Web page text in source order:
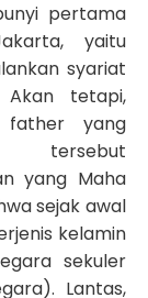
pertama
yaitu
syariat
Akan tetapi,
father yang
tersebut
yang Maha
sejak awal
kelamin
sekuler
Lantas,